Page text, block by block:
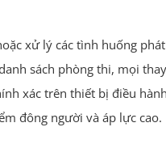
xử lý các tình huống
sách phòng thi, mọi
xác trên thiết bị điều
đông người và áp lực cao.